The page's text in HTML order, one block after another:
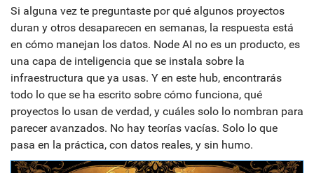
Si alguna vez te preguntaste por qué algunos proyectos
duran y otros desaparecen en semanas, la respuesta está
en cómo manejan los datos. Node AI no es un producto, es
una capa de inteligencia que se instala sobre la
infraestructura que ya usas. Y en este hub, encontrarás
todo lo que se ha escrito sobre cómo funciona, qué
proyectos lo usan de verdad, y cuáles solo lo nombran para
parecer avanzados. No hay teorías vacías. Solo lo que
pasa en la práctica, con datos reales, y sin humo.